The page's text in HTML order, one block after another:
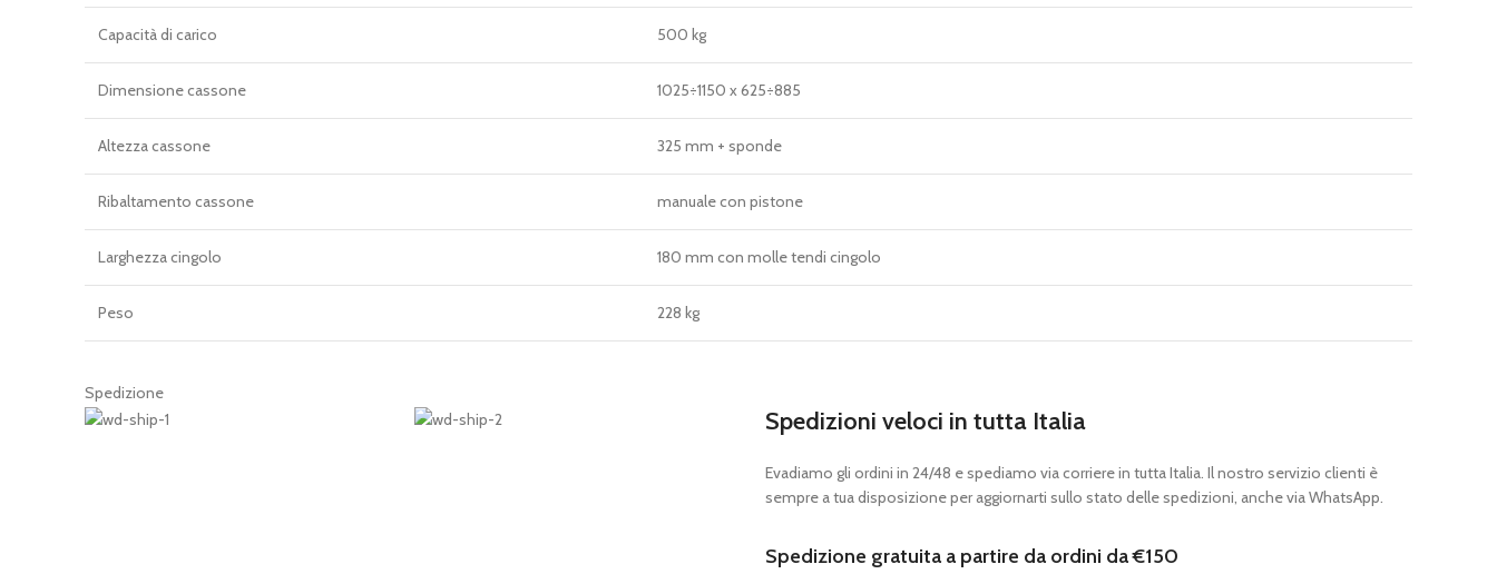
Capacità di carico 500 kg
Dimensione cassone 1025÷1150 x 625÷885
Altezza cassone 325 mm + sponde
Ribaltamento cassone manuale con pistone
Larghezza cingolo 180 mm con molle tendi cingolo
Peso 228 kg
Spedizione
Spedizioni veloci in tutta Italia
Evadiamo gli ordini in 24/48 e spediamo via corriere in tutta Italia. Il nostro servizio clienti è
sempre a tua disposizione per aggiornarti sullo stato delle spedizioni, anche via WhatsApp.
Spedizione gratuita a partire da ordini da €150